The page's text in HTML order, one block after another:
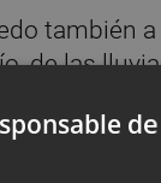
también
de las
porque
sistemas